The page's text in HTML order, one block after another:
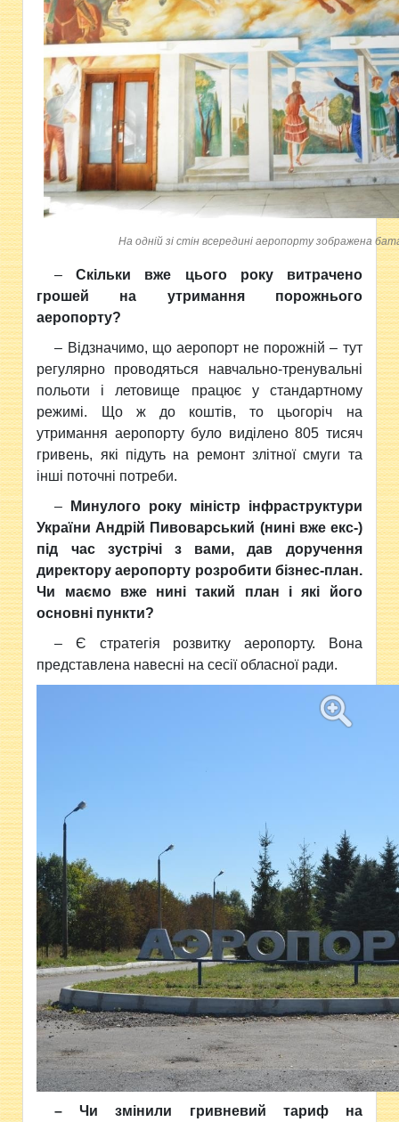
На одній зі стін всередині аеропорту зображена
–Скільки вже цього року витрачено
грошей на утримання порожнього
аеропорту?
– Відзначимо, що аеропорт не порожній – тут
регулярно проводяться навчально-тренувальні
польоти і летовище працює у стандартному
режимі. Що ж до коштів, то цьогоріч на
утримання аеропорту було виділено 805 тисяч
гривень, які підуть на ремонт злітної смуги та
інші поточні потреби.
– Минулого року міністр інфраструктури
України Андрій Пивоварський (нині вже екс-)
під час зустрічі з вами, дав доручення
директору аеропорту розробити бізнес-план.
Чи маємо вже нині такий план і які його
основні пункти?
– Є стратегія розвитку аеропорту. Вона
представлена навесні на сесії обласної ради.
– Чи змінили гривневий тариф на